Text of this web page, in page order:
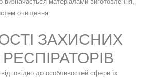
очищення.
ЗАХИСНИХ
до особливостей сфери їх